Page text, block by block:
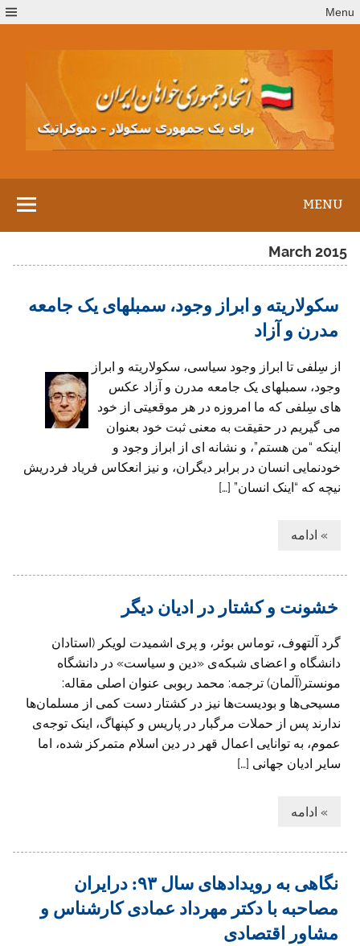
to
Menu
MENU
March 2015
سکولاریته و ابراز وجود، سمبلهای یک جامعه
مدرن و آزاد
از سِلفی تا ابراز وجود سیاسی، سکولاریته و ابراز
وجود، سمبلهای یک جامعه مدرن و آزاد عکس
های سِلفی که ما امروزه در هر موقعیتی از خود
می گیریم در حقیقت به معنی ثبت خود بعنوان
اینکه “من هستم”، و نشانه ای از ابراز وجود و
خودنمایی انسان در برابر دیگران، و نیز انعکاس فریاد فردریش
نیچه که “اینک انسان” […]
» ادامه
خشونت و کشتار در ادیان دیگر
گرد آلتهوف، توماس بوئر، و پری اشمیدت لویکر (استادان
دانشگاه و اعضای شبکه‌ی «دین و سیاست» در دانشگاه
مونستر(آلمان) ترجمه: محمد ربوبی عنوان اصلی مقاله:
مسیحی‌ها و بودیست‌ها نیز در کشتار دست کمی از مسلمان‌ها
ندارند پس از حملات مرگبار در پاریس و کپنهاگ، اینک توجه‌ی
عموم، به توانایی اعمال قهر در دین اسلام متمرکز شده، اما
سایر ادیان جهانی […]
» ادامه
نگاهی به رویداد‌های سال ۹۳: درایران
مصاحبه با دکتر مهرداد عمادی کارشناس و
مشاور اقتصادی